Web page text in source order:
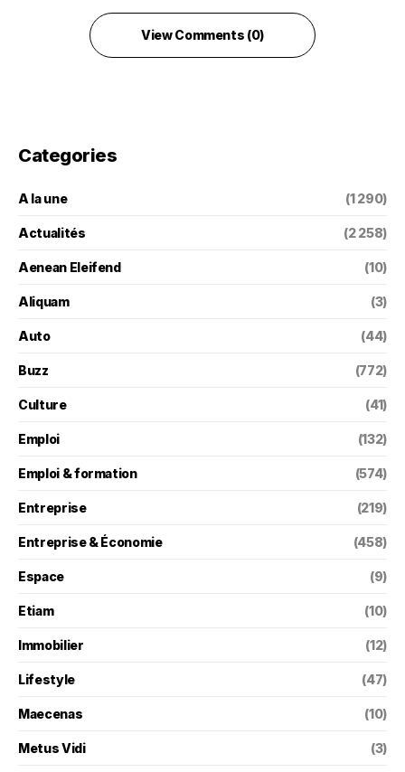
View Comments (0)
Categories
A la une (1 290)
Actualités (2 258)
Aenean Eleifend (10)
Aliquam (3)
Auto (44)
Buzz (772)
Culture (41)
Emploi (132)
Emploi & formation (574)
Entreprise (219)
Entreprise & Économie (458)
Espace (9)
Etiam (10)
Immobilier (12)
Lifestyle (47)
Maecenas (10)
Metus Vidi (3)